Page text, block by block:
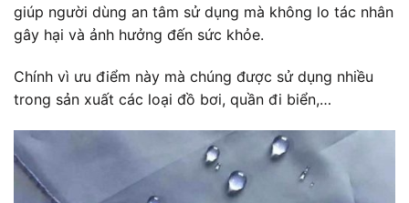
giúp người dùng an tâm sử dụng mà không lo tác nhân
gây hại và ảnh hưởng đến sức khỏe.
Chính vì ưu điểm này mà chúng được sử dụng nhiều
trong sản xuất các loại đồ bơi, quần đi biển,…